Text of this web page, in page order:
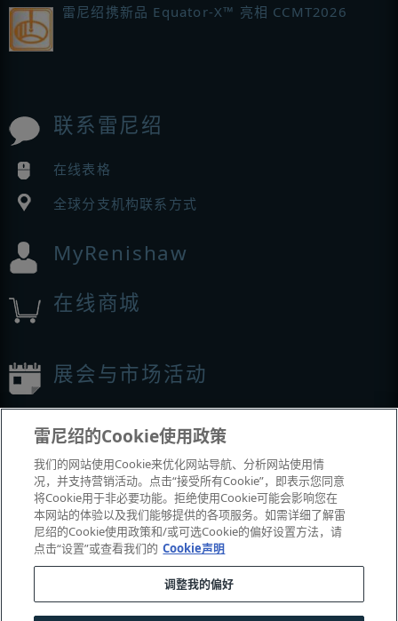
雷尼绍携新品 Equator-X™ 亮相 CCMT2026
联系雷尼绍
在线表格
全球分支机构联系方式
MyRenishaw
在线商城
展会与市场活动
© 2001-2026 Renishaw plc。版权所有。
雷尼绍的Cookie使用政策
我们的网站使用Cookie来优化网站导航、分析网站使用情
况，并支持营销活动。点击“接受所有Cookie”，即表示您同意
将Cookie用于非必要功能。拒绝使用Cookie可能会影响您在
本网站的体验以及我们能够提供的各项服务。如需详细了解雷
尼绍的Cookie使用政策和/或可选Cookie的偏好设置方法，请
点击“设置”或查看我们的 Cookie声明
调整我的偏好